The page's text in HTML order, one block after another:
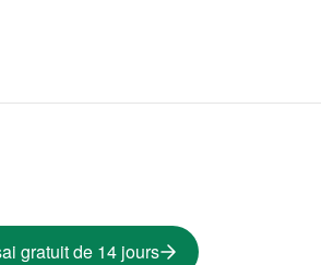
gratuit de 14 jours